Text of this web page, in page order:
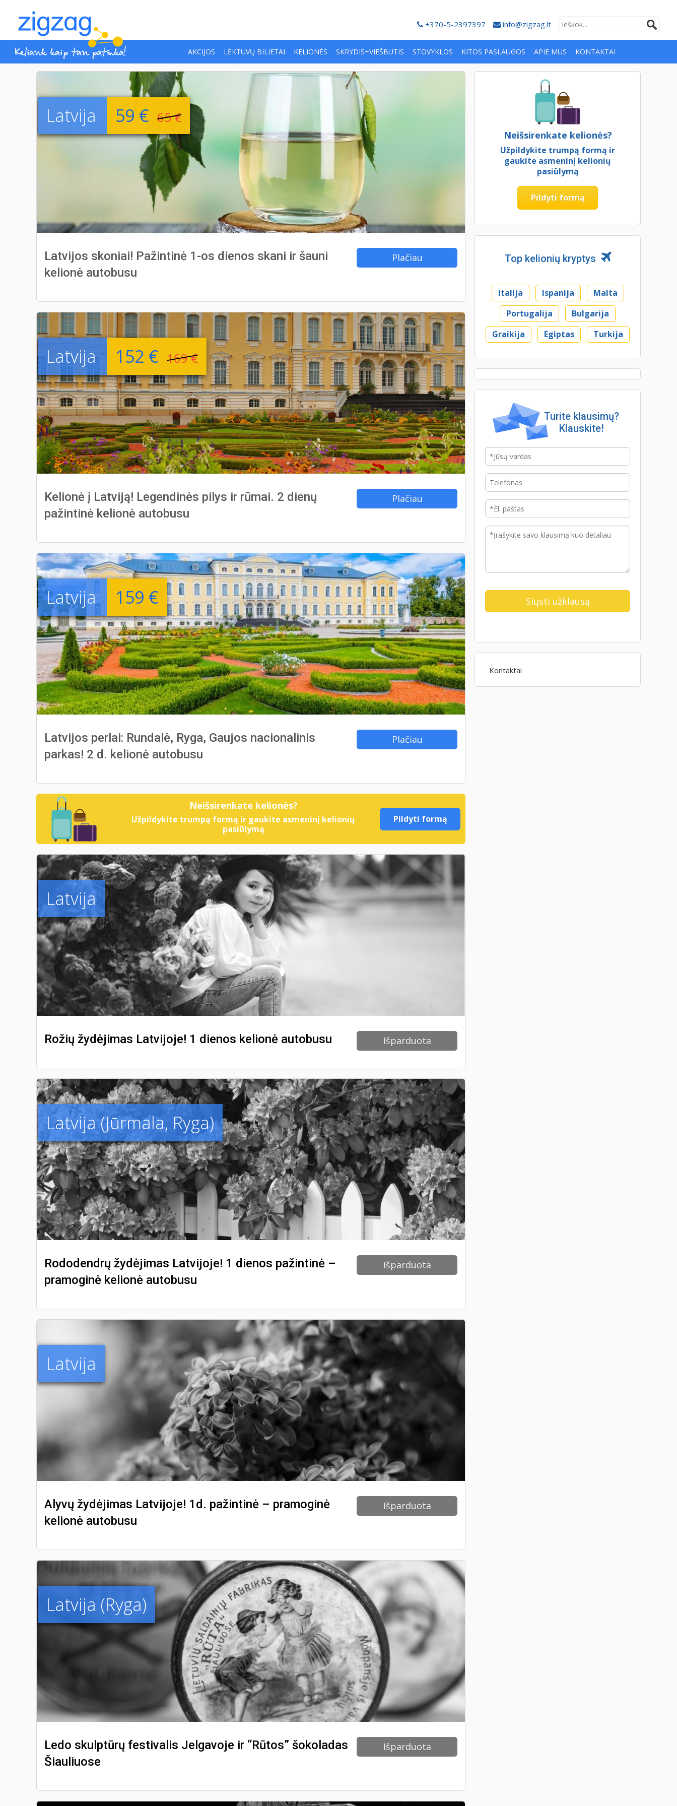
+370-5-2397397 info@zigzag.lt
AKCIJOS LĖKTUVŲ BILIETAI KELIONĖS SKRYDIS+VIEŠBUTIS STOVYKLOS KITOS PASLAUGOS APIE MUS KONTAKTAI
Latvija 59 € 65 €
Latvijos skoniai! Pažintinė 1-os dienos skani ir šauni
kelionė autobusu
Plačiau
Latvija 152 € 169 €
Kelionė į Latviją! Legendinės pilys ir rūmai. 2 dienų
pažintinė kelionė autobusu
Plačiau
Latvija 159 €
Latvijos perlai: Rundalė, Ryga, Gaujos nacionalinis
parkas! 2 d. kelionė autobusu
Plačiau
Neišsirenkate kelionės?
Užpildykite trumpą formą ir gaukite asmeninį kelionių
pasiūlymą
Pildyti formą
Latvija
Rožių žydėjimas Latvijoje! 1 dienos kelionė autobusu Išparduota
Latvija (Jūrmala, Ryga)
Rododendrų žydėjimas Latvijoje! 1 dienos pažintinė –
pramoginė kelionė autobusu
Išparduota
Latvija
Alyvų žydėjimas Latvijoje! 1d. pažintinė – pramoginė
kelionė autobusu
Išparduota
Latvija (Ryga)
Ledo skulptūrų festivalis Jelgavoje ir “Rūtos” šokoladas
Šiauliuose
Išparduota
Neišsirenkate kelionės?
Užpildykite trumpą formą ir
gaukite asmeninį kelionių
pasiūlymą
Pildyti formą
Top kelionių kryptys
Italija Ispanija
Malta
Portugalija
Bulgarija
Graikija
Egiptas Turkija
Turite klausimų?
Klauskite!
Kontaktai